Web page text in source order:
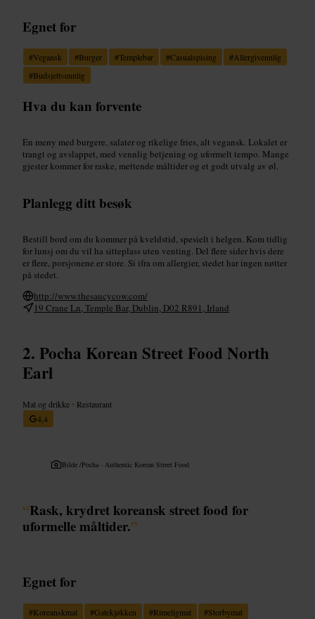
Egnet for
#Vegansk #Burger #Templebar #Casualspising #Allergivennlig
#Budsjettvennlig
Hva du kan forvente
En meny med burgere, salater og rikelige fries, alt vegansk. Lokalet er
trangt og avslappet, med vennlig betjening og uformelt tempo. Mange
gjester kommer for raske, mettende måltider og et godt utvalg av øl.
Planlegg ditt besøk
Bestill bord om du kommer på kveldstid, spesielt i helgen. Kom tidlig
for lunsj om du vil ha sitteplass uten venting. Del flere sider hvis dere
er flere, porsjonene er store. Si ifra om allergier, stedet har ingen nøtter
på stedet.
http://www.thesaucycow.com/
19 Crane Ln, Temple Bar, Dublin, D02 R891, Irland
Pocha Korean Street Food North
Earl
Mat og drikke • Restaurant
4,4
Bilde /Pocha - Authentic Korean Street Food
“Rask, krydret koreansk street food for
uformelle måltider.”
Egnet for
#Koreanskmat #Gatekjøkken #Rimeligmat #Storbymat